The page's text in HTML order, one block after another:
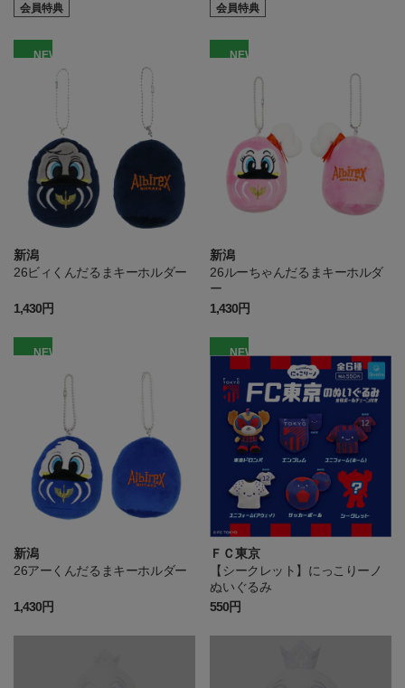
会員特典 会員特典
NEW
新潟
26ビィくんだるまキーホルダー
1,430円
NEW
新潟
26ルーちゃんだるまキーホルダ
ー
1,430円
NEW
新潟
26アーくんだるまキーホルダー
1,430円
NEW
ＦＣ東京
【シークレット】にっこりーノ
ぬいぐるみ
550円